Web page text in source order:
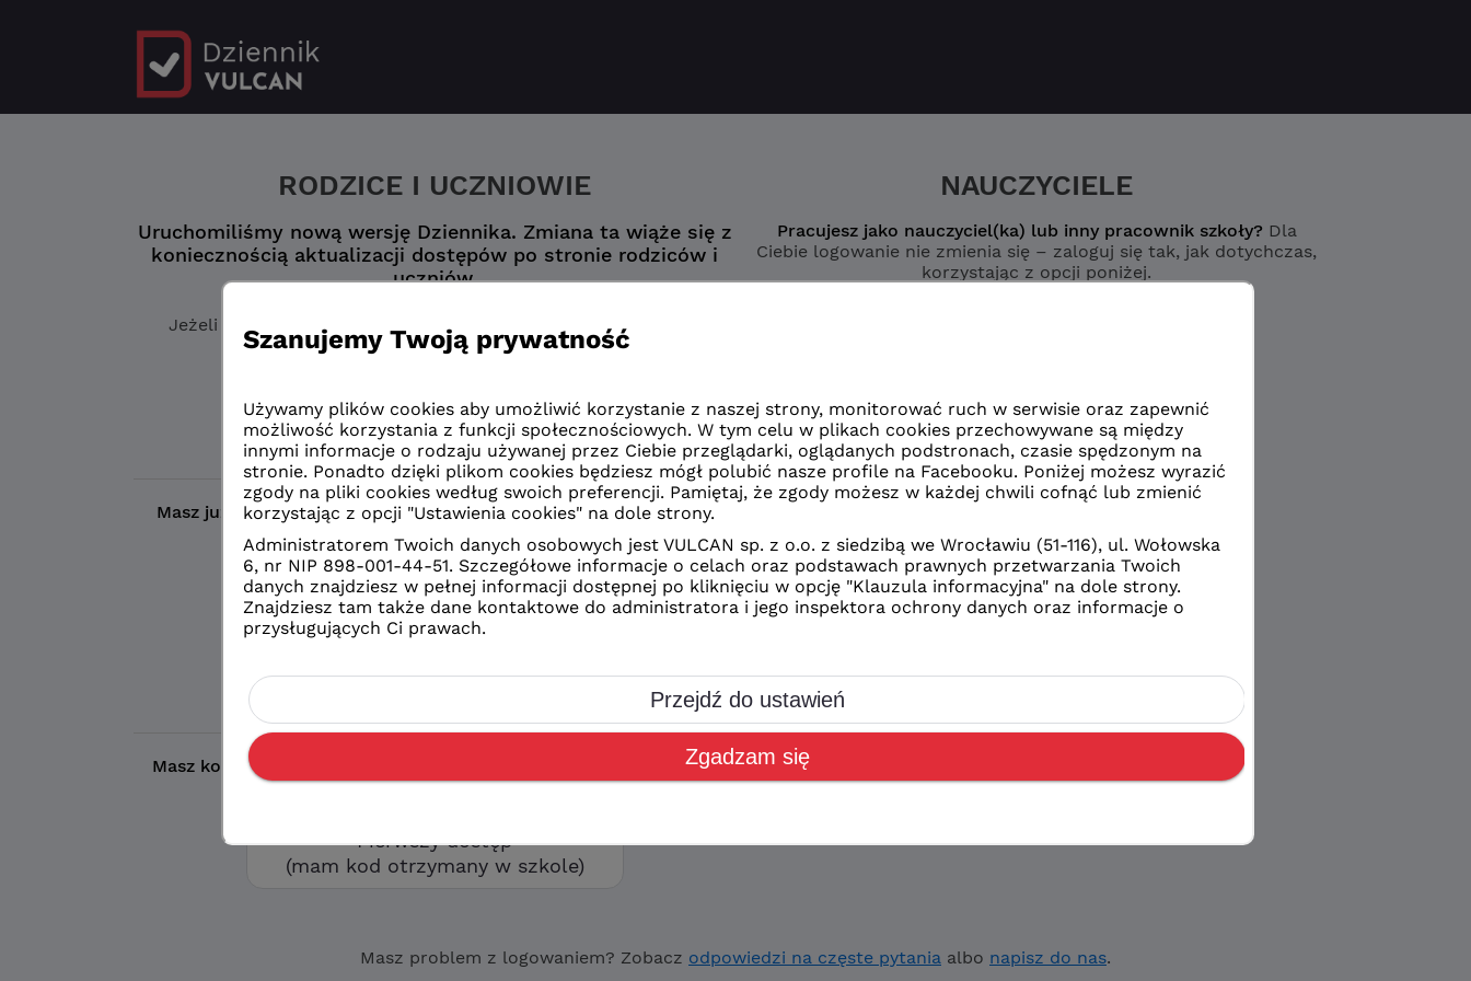
RODZICE I UCZNIOWIE
Uruchomiliśmy nową wersję Dziennika. Zmiana ta wiąże się z
koniecznością aktualizacji dostępów po stronie rodziców i
uczniów.
Jeżeli jeszcze nie masz zaktualizowanego konta
wybierz opcję
„Logowanie przed zmianą”
Logowanie przed zmianą
Masz już konto?Wybierz wybrany przez Ciebie sposób logowania
Logowanie
konto eduVULCAN
zwykłe konto szkolne
Masz kod otrzymany w szkole?
Aby utworzyć swoje konto wybierz
opcję „Pierwszy dostęp”
Pierwszy dostęp
(mam kod otrzymany w szkole)
NAUCZYCIELE
Pracujesz jako nauczyciel(ka) lub inny pracownik szkoły? Dla
Ciebie logowanie nie zmienia się – zaloguj się tak, jak dotychczas,
korzystając z opcji poniżej.
Masz problem z logowaniem? Zobacz odpowiedzi na częste pytania albo napisz do nas.